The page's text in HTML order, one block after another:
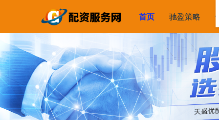
首页 驰盈策略